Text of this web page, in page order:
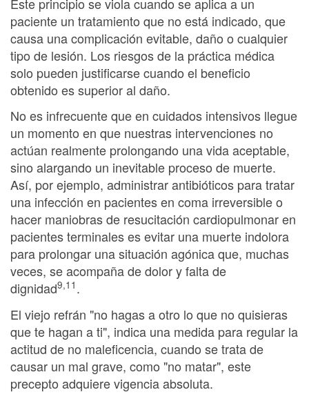
paciente un tratamiento que no está indicado, que
causa una complicación evitable, daño o cualquier
tipo de lesión. Los riesgos de la práctica médica
solo pueden justificarse cuando el beneficio
obtenido es superior al daño.
No es infrecuente que en cuidados intensivos llegue
un momento en que nuestras intervenciones no
actúan realmente prolongando una vida aceptable,
sino alargando un inevitable proceso de muerte.
Así, por ejemplo, administrar antibióticos para tratar
una infección en pacientes en coma irreversible o
hacer maniobras de resucitación cardiopulmonar en
pacientes terminales es evitar una muerte indolora
para prolongar una situación agónica que, muchas
veces, se acompaña de dolor y falta de
dignidad9,11 .
El viejo refrán "no hagas a otro lo que no quisieras
que te hagan a ti", indica una medida para regular la
actitud de no maleficencia, cuando se trata de
causar un mal grave, como "no matar", este
precepto adquiere vigencia absoluta.